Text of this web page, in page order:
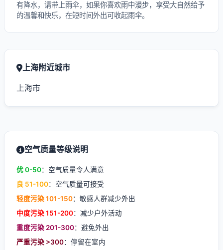
有降水，请带上雨伞，如果你喜欢雨中漫步，享受大自然给予
的温馨和快乐，在短时间外出可收起雨伞。
上海附近城市
上海市
空气质量等级说明
优 0-50：空气质量令人满意
良 51-100：空气质量可接受
轻度污染 101-150：敏感人群减少外出
中度污染 151-200：减少户外活动
重度污染 201-300：避免外出
严重污染 >300：停留在室内